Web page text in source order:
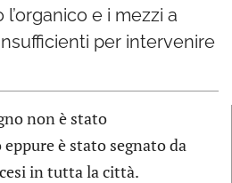
e i mezzi a
per intervenire
non è stato
è stato segnato da
in tutta la città.